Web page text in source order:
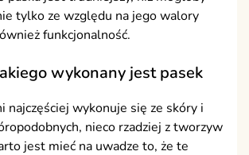
tylko ze względu na jego walory
funkcjonalność.
wykonany jest pasek
najczęściej wykonuje się ze skóry i
nieco rzadziej z tworzyw
jest mieć na uwadze to, że te